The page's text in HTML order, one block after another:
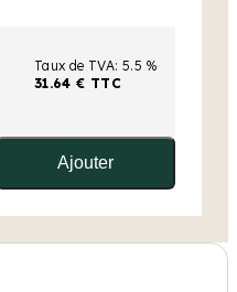
Taux de TVA: 5.5 %
31.64 € TTC
Ajouter